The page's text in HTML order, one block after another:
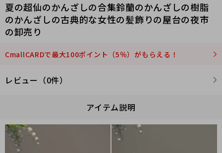
夏の超仙のかんざしの合集鈴蘭のかんざしの樹脂
のかんざしの古典的な女性の髪飾りの屋台の夜市
の卸売り
CmallCARDで最大100ポイント（5％）がもらえる！
レビュー（0件）
アイテム説明